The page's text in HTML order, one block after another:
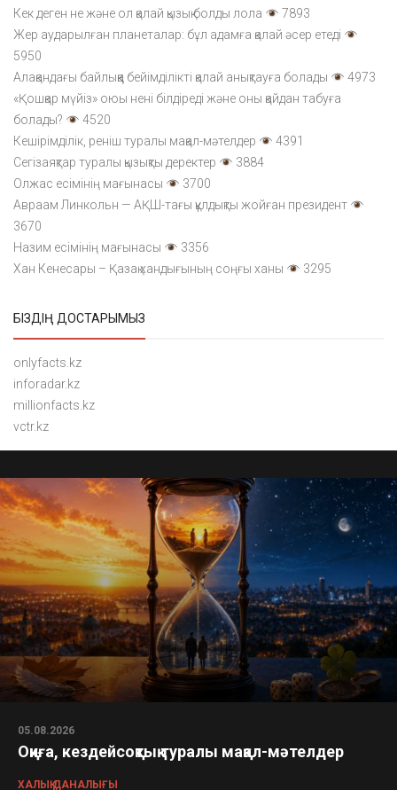
Кек деген не және ол қалай қызық болды лола
7893
Жер аударылған планеталар: бұл адамға қалай әсер етеді
5950
Алақандағы байлыққа бейімділікті қалай анықтауға болады
4973
«Қошқар мүйіз» оюы нені білдіреді және оны қайдан табуға
болады?
4520
Кешірімділік, реніш туралы мақал-мәтелдер
4391
Сегізаяқтар туралы қызықты деректер
3884
Олжас есімінің мағынасы
3700
Авраам Линкольн — АҚШ-тағы құлдықты жойған президент
3670
Назим есімінің мағынасы
3356
Хан Кенесары – Қазақ хандығының соңғы ханы
3295
БІЗДІҢ ДОСТАРЫМЫЗ
onlyfacts.kz
inforadar.kz
millionfacts.kz
vctr.kz
05.08.2026
Оқиға, кездейсоқтық туралы мақал-мәтелдер
ХАЛЫҚ ДАНАЛЫҒЫ